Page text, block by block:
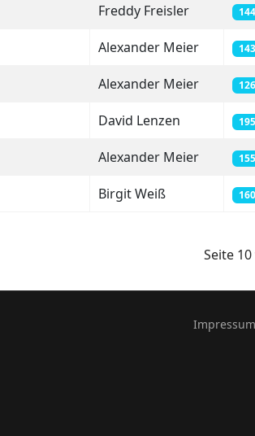
Freddy Freisler
Alexander Meier
Alexander Meier
David Lenzen
Alexander Meier
Birgit Weiß
Seite
Impressum